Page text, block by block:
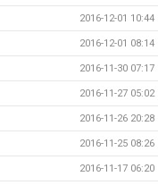
2016-12-01 10:44
2016-12-01 08:14
2016-11-30 07:17
2016-11-27 05:02
2016-11-26 20:28
2016-11-25 08:26
2016-11-17 06:20